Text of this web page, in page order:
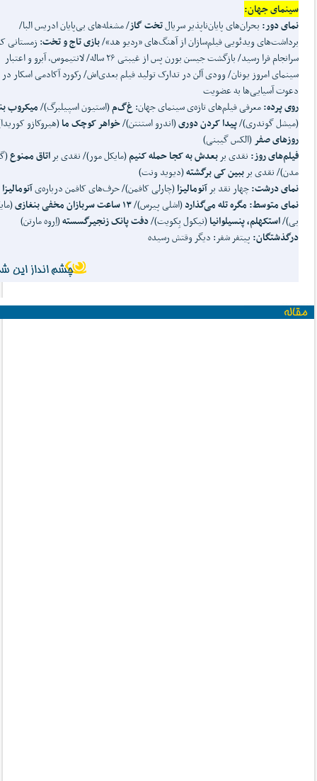
سینمای جهان:
نمای دور: بحران‌های پایان‌ناپذیر سریالتخت گاز/ مشغله‌های بی‌پایان ادریس البا/
برداشت‌های ویدئویی فیلم‌سازان از آهنگ‌های «ردیو هد»/بازی تاج و تخت: زمستانی
سرانجام فرا رسید/ بازگشت جیسن بورن پس از غیبتی ۲۶ ساله/ لانتیموس، آبرو و اعتبار
سینمای امروز یونان/ وودی آلن در تدارک تولید فیلم بعدی‌اش/ رکورد آکادمی اسکار در
دعوت آسیایی‌ها به عضویت
روی پرده:معرفی فیلم‌های تازه‌ی سینمای جهان: غ‌گ‌م(استیون اسپیلبرگ)/میکروب
(میشل گوندری)/پیدا کردن دوری(اندرو استنتن)/خواهر کوچک ما(هیروکازو
روزهای صفر (الکس گیبنی)
فیلم‌های روز: نقدی بربعدش به کجا حمله کنیم(مایکل مور)/ نقدی براتاق ممنوع
مدن)/ نقدی برببین کی برگشته(دیوید ونت)
نمای درشت:چهار نقد برآنومالیزا(چارلی کافمن)/ حرف‌های کافمن درباره‌یآنومالیزا
نمای متوسط: مگره تله می‌گذارد(اشلی پیرس)/۱۳ ساعت سربازان مخفی بنغازی
بی)/استکهلم، پنسیلوانیا(نیکول بِکویت)/دفت پانک زنجیرگسسته(اِروه مارتن)
درگذشتگان: پیتفر شفر: دیگر وقتش رسیده